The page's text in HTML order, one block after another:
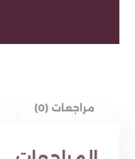
مراجعات (0)